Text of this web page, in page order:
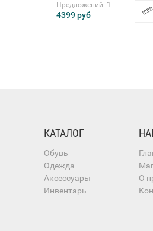
Предложений: 1
4399руб
КАТАЛОГ
Обувь
Одежда
Аксессуары
Инвентарь
О